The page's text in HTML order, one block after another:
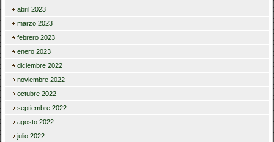
abril 2023
marzo 2023
febrero 2023
enero 2023
diciembre 2022
noviembre 2022
octubre 2022
septiembre 2022
agosto 2022
julio 2022